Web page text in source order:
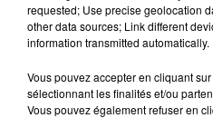
UNE ADOLESCENTE
OPÉRER DE LA
La famille a porté plainte
reconnu sa
excuses.
requested; Use precise geolocation
other data sources; Link different
information transmitted automatically.
Vous pouvez accepter en cliquant
sélectionnant les finalités et/ou
Vous pouvez également refuser en